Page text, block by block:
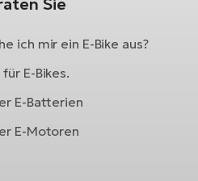
Sie
ich mir ein E-Bike aus?
E-Bikes.
E-Batterien
E-Motoren